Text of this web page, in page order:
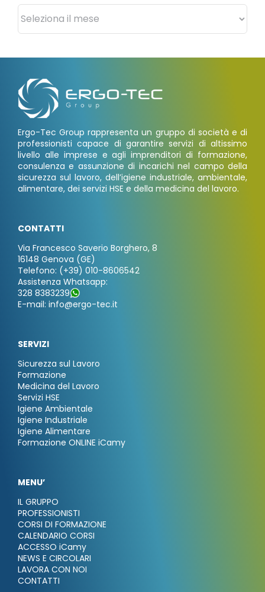
Archivi
Ergo-Tec Group rappresenta un gruppo di società e di
professionisti capace di garantire servizi di altissimo
livello alle imprese e agli imprenditori di formazione,
consulenza e assunzione di incarichi nel campo della
sicurezza sul lavoro, dell’igiene industriale, ambientale,
alimentare, dei servizi HSE e della medicina del lavoro.
CONTATTI
Via Francesco Saverio Borghero, 8
16148 Genova (GE)
Telefono: (+39) 010-8606542
Assistenza Whatsapp:
328 8383239
E-mail: info@ergo-tec.it
SERVIZI
Sicurezza sul Lavoro
Formazione
Medicina del Lavoro
Servizi HSE
Igiene Ambientale
Igiene Industriale
Igiene Alimentare
Formazione ONLINE iCamy
MENU’
IL GRUPPO
PROFESSIONISTI
CORSI DI FORMAZIONE
CALENDARIO CORSI
ACCESSO iCamy
NEWS E CIRCOLARI
LAVORA CON NOI
CONTATTI